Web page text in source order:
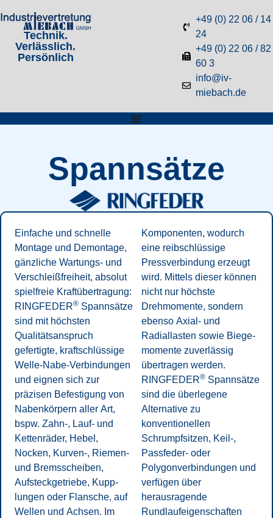
Technik.
Verlässlich.
Persönlich
+49 (0) 22 06 / 14
24
+49 (0) 22 06 / 82
60 3
info@iv-
miebach.de
Spannsätze
Einfache und schnelle
Montage und Demontage,
gänzliche Wartungs- und
Verschleißfreiheit, absolut
spielfreie Kraftübertragung:
RINGFEDER® Spannsätze
sind mit höchsten
Qualitätsanspruch
gefertigte, kraftschlüssige
Welle-Nabe-Verbindung­en
und eignen sich zur
präzisen Befestigung von
Nabenkörpern aller Art,
bspw. Zahn-, Lauf- und
Kettenräder, Hebel,
Nocken, Kurven-, Riemen-
und Bremsscheiben,
Aufsteckgetriebe, Kupp­
lung­en oder Flansche, auf
Wellen und Achsen. Im
Komponenten, wodurch
eine reibschlüssige
Pressverbindung erzeugt
wird. Mittels dieser können
nicht nur höchste
Drehmomente, sondern
ebenso Axial- und
Radiallasten sowie Biege­
momente zuverlässig
übertragen werden.
RINGFEDER® Spannsätze
sind die überlegene
Alternative zu
konventionellen
Schrumpfsitzen, Keil-,
Passfeder- oder
Polygonverbindungen und
verfügen über
herausragende
Rundlaufeigenschaften